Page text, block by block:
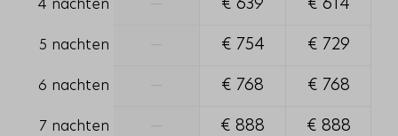
Huisdieren
Huisdieren toegestaan
Verwarming & Verkoeling
4 nachten € 639 € 614
5 nachten € 754 € 729
6 nachten € 768 € 768
7 nachten € 888 € 888